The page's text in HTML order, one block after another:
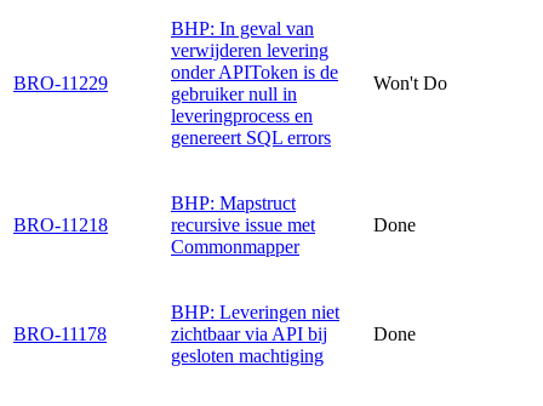
BRO-11229
BHP: In geval van
verwijderen levering
onder APIToken is de
gebruiker null in
leveringprocess en
genereert SQL errors
Won't Do
BRO-11218
BHP: Mapstruct
recursive issue met
Commonmapper
Done
BRO-11178
BHP: Leveringen niet
zichtbaar via API bij
gesloten machtiging
Done